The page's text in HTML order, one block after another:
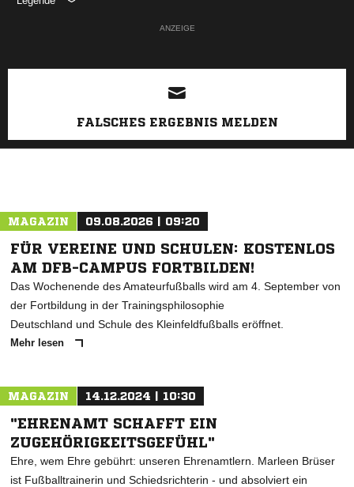
ANZEIGE
FALSCHES ERGEBNIS MELDEN
MAGAZIN 09.08.2026 | 09:20
FÜR VEREINE UND SCHULEN: KOSTENLOS
AM DFB-CAMPUS FORTBILDEN!
Das Wochenende des Amateurfußballs wird am 4. September von
der Fortbildung in der Trainingsphilosophie
Deutschland und Schule des Kleinfeldfußballs eröffnet.
Mehr lesen
MAGAZIN 14.12.2024 | 10:30
"EHRENAMT SCHAFFT EIN
ZUGEHÖRIGKEITSGEFÜHL"
Ehre, wem Ehre gebührt: unseren Ehrenamtlern. Marleen Brüser
ist Fußballtrainerin und Schiedsrichterin - und absolviert ein